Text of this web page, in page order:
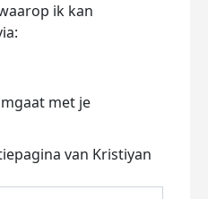
ik kan
met je
van Kristiyan